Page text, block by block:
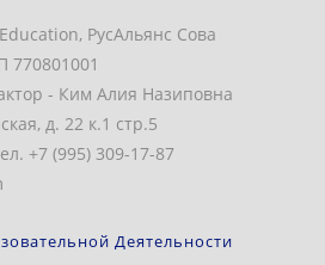
РусАльянс Сова
770801001
- Ким Алия Назиповна
д. 22 к.1 стр.5
+7 (995) 309-17-87
Деятельности